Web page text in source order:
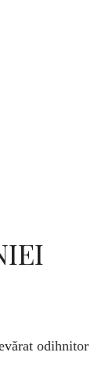
odihnitor